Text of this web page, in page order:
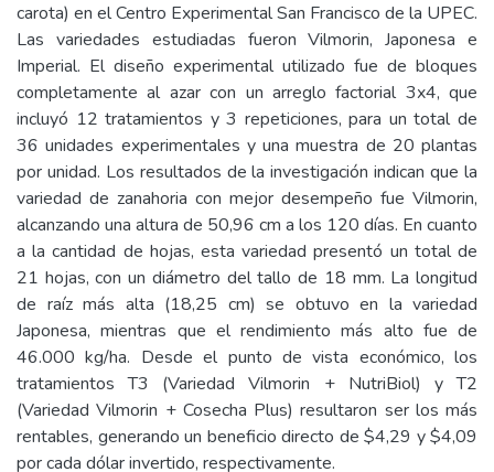
carota) en el Centro Experimental San Francisco de la UPEC.
Las variedades estudiadas fueron Vilmorin, Japonesa e
Imperial. El diseño experimental utilizado fue de bloques
completamente al azar con un arreglo factorial 3x4, que
incluyó 12 tratamientos y 3 repeticiones, para un total de
36 unidades experimentales y una muestra de 20 plantas
por unidad. Los resultados de la investigación indican que la
variedad de zanahoria con mejor desempeño fue Vilmorin,
alcanzando una altura de 50,96 cm a los 120 días. En cuanto
a la cantidad de hojas, esta variedad presentó un total de
21 hojas, con un diámetro del tallo de 18 mm. La longitud
de raíz más alta (18,25 cm) se obtuvo en la variedad
Japonesa, mientras que el rendimiento más alto fue de
46.000 kg/ha. Desde el punto de vista económico, los
tratamientos T3 (Variedad Vilmorin + NutriBiol) y T2
(Variedad Vilmorin + Cosecha Plus) resultaron ser los más
rentables, generando un beneficio directo de $4,29 y $4,09
por cada dólar invertido, respectivamente.